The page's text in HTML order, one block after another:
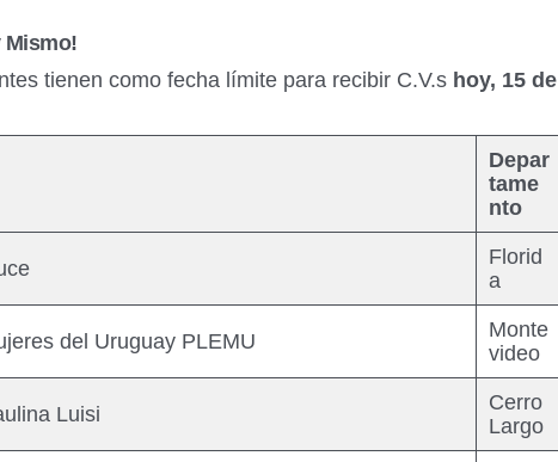
Mismo!
tienen como fecha límite para recibir C.V.s hoy, 15 de
Depar
tame
nto
Florid
a
del Uruguay PLEMU
Monte
video
Luisi
Cerro
Largo